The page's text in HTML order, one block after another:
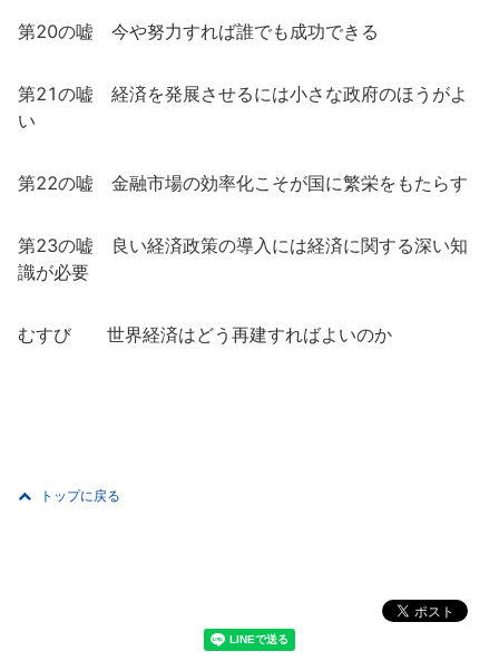
第20の嘘 今や努力すれば誰でも成功できる
第21の嘘 経済を発展させるには小さな政府のほうがよ
い
第22の嘘 金融市場の効率化こそが国に繁栄をもたらす
第23の嘘 良い経済政策の導入には経済に関する深い知
識が必要
むすび 世界経済はどう再建すればよいのか
トップに戻る